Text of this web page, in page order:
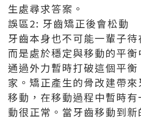
生處尋求答案。
誤區2: 牙齒矯正後會松動
牙齒本身也不可能一輩子待
而是處於穩定與移動的平
通過外力暫時打破這個平
家。矯正產生的骨改建帶
移動，在移動過程中暫時
動很正常。當牙齒移動到新